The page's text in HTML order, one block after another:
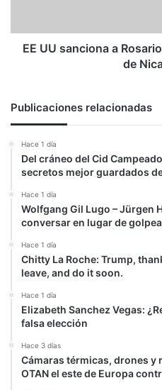
dama
EE UU sanciona a
de
Publicaciones relacionadas
Hace 1 día
Del cráneo del Cid
secretos mejor guardados
Hace 1 día
Wolfgang Gil Lugo – Jürgen
conversar en lugar de
Hace 1 día
Chitty La Roche: Trump,
leave, and do it soon.
Hace 1 día
Elizabeth Sanchez Vegas:
falsa elección
Hace 3 días
Cámaras térmicas, drones
OTAN el este de Europa